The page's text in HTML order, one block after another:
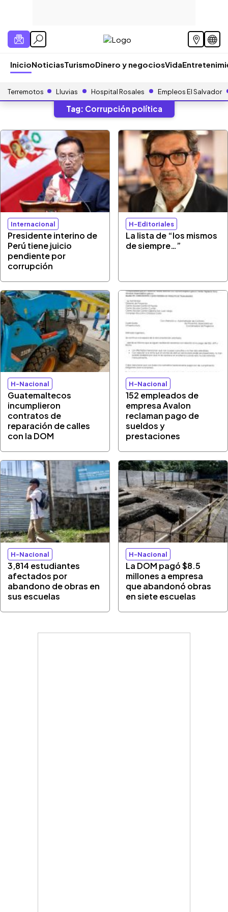
InicioNoticiasTurismoDinero y negociosVida
Terremotos Lluvias Hospital Rosales Empleos El Salvador
Tag: Corrupción política
Internacional
Presidente interino de
Perú tiene juicio
pendiente por
corrupción
H-Editoriales
La lista de “los mismos
de siempre…”
H-Nacional
Guatemaltecos
incumplieron
contratos de
reparación de calles
con la DOM
H-Nacional
152 empleados de
empresa Avalon
reclaman pago de
sueldos y
prestaciones
H-Nacional
3,814 estudiantes
afectados por
abandono de obras en
sus escuelas
H-Nacional
La DOM pagó $8.5
millones a empresa
que abandonó obras
en siete escuelas